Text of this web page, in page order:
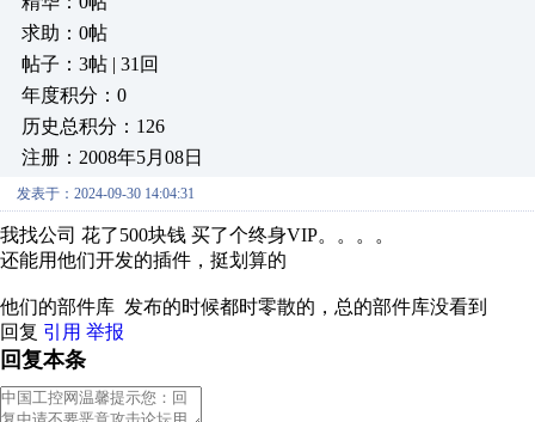
求助：0帖
帖子：3帖 | 31回
年度积分：0
历史总积分：126
注册：2008年5月08日
发表于：2024-09-30 14:04:31
我找公司 花了500块钱 买了个终身VIP。。。。
还能用他们开发的插件，挺划算的
他们的部件库 发布的时候都时零散的，总的部件库没看到
回复 引用 举报
回复本条